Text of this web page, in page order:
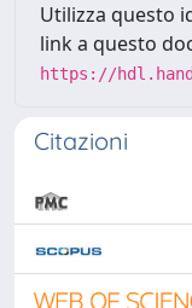
Utilizza questo
link a questo
https://
Citazioni